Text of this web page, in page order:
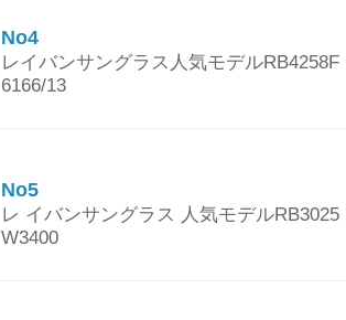
No4
レイバンサングラス人気モデルRB4258F
6166/13
No5
レ イバンサングラス 人気モデルRB3025
W3400